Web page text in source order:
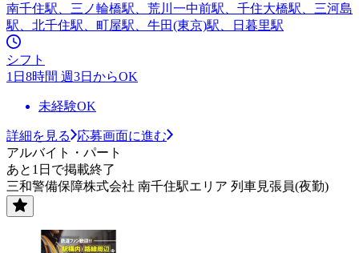
南千住駅、三ノ輪橋駅、荒川一中前駅、千住大橋駅、三河島
駅、北千住駅、町屋駅、牛田(東京)駅、日暮里駅
シフト
1日8時間 週3日からOK
未経験OK
詳細を見る
応募画面に進む
アルバイト・パート
あと1日で掲載終了
三和警備保障株式会社 南千住駅エリア 列車見張員(夜勤)